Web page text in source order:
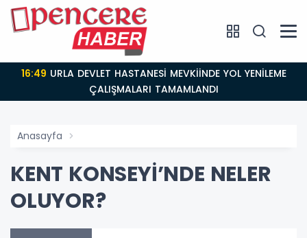
16:49
ÇALIŞMALARI TAMAMLANDI
Anasayfa
KENT KONSEYİ’NDE NELER
OLUYOR?